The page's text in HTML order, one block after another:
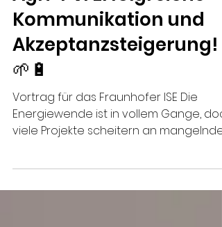
📢 Projektlobbying für
Agri-PV: Erfolgreiche
Kommunikation und
Akzeptanzsteigerung!
🌱🔋
Vortrag für das Fraunhofer ISE Die
viele Projekte scheitern an mangelnder
Akzeptanz. In diesem...